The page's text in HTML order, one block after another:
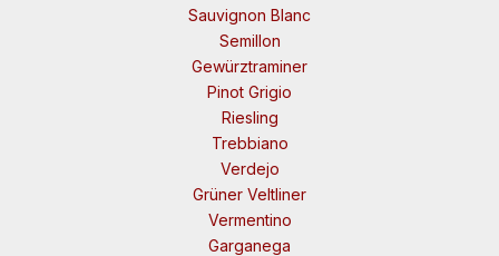
Sauvignon Blanc
Semillon
Gewürztraminer
Pinot Grigio
Riesling
Trebbiano
Verdejo
Grüner Veltliner
Vermentino
Garganega